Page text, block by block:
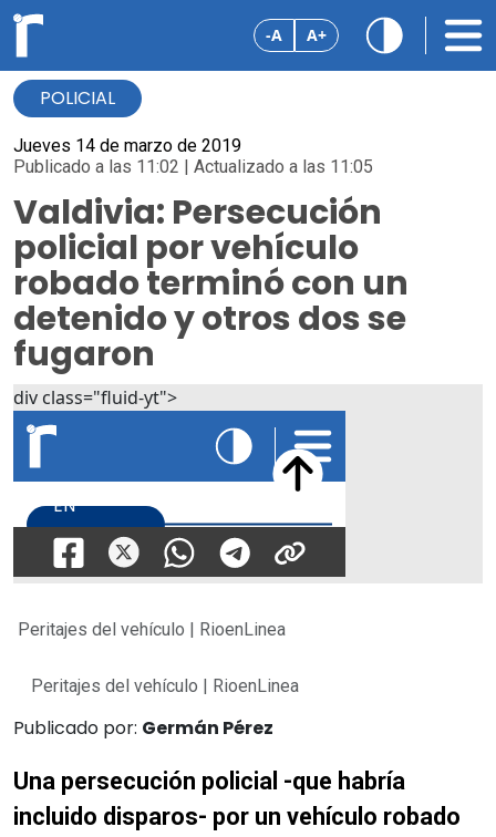
-A A+
POLICIAL
Jueves 14 de marzo de 2019
Publicado a las 11:02 | Actualizado a las 11:05
Valdivia: Persecución
policial por vehículo
robado terminó con un
detenido y otros dos se
fugaron
div class="fluid-yt">
Peritajes del vehículo | RioenLinea
Peritajes del vehículo | RioenLinea
Publicado por: Germán Pérez
Una persecución policial -que habría
incluido disparos- por un vehículo robado